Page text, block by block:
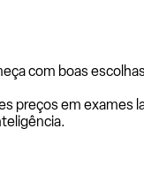
com boas
preços em exames